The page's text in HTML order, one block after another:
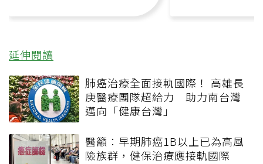
延伸閱讀
肺癌治療全面接軌國際！ 高雄長
庚醫療團隊超給力 助力南台灣
邁向「健康台灣」
醫籲：早期肺癌1B以上已為高風
險族群，健保治療應接軌國際